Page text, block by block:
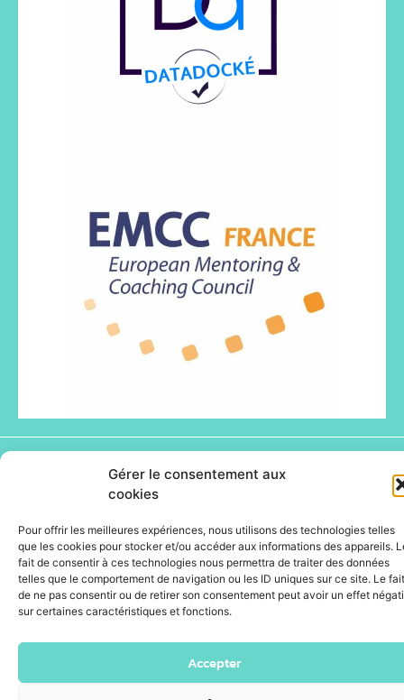
Gérer le consentement aux
cookies
Pour offrir les meilleures expériences, nous utilisons des technologies telles
que les cookies pour stocker et/ou accéder aux informations des appareils.
fait de consentir à ces technologies nous permettra de traiter des données
telles que le comportement de navigation ou les ID uniques sur ce site. Le fait
de ne pas consentir ou de retirer son consentement peut avoir un effet
sur certaines caractéristiques et fonctions.
Accepter
© Happyfizz 2026 - Site propulsé par DOTACOM -
Webdesign : ID.PULS'